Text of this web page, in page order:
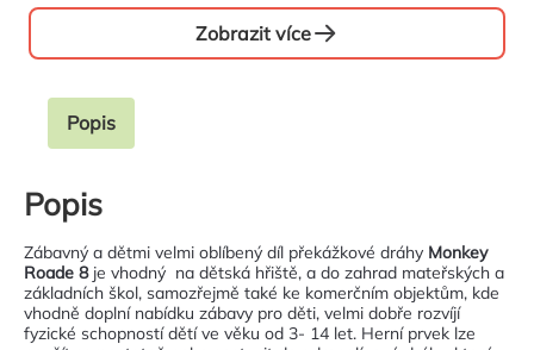
Zobrazit více
Popis
Popis
Zábavný a dětmi velmi oblíbený díl překážkové dráhy Monkey
Roade 8je vhodný na dětská hřiště, a do zahrad mateřských a
základních škol, samozřejmě také ke komerčním objektům, kde
vhodně doplní nabídku zábavy pro děti, velmi dobře rozvíjí
fyzické schopností dětí ve věku od 3- 14 let. Herní prvek lze